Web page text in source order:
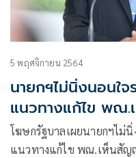
5 พฤศจิกายน 2564
นายกฯไม่นิ่งนอนใจ
แนวทางแก้ไข พ
เปิดประเทศ
โฆษกรัฐบาลเผยนายกฯไม่
แนวทางแก้ไข พณ.เห็นสัญ